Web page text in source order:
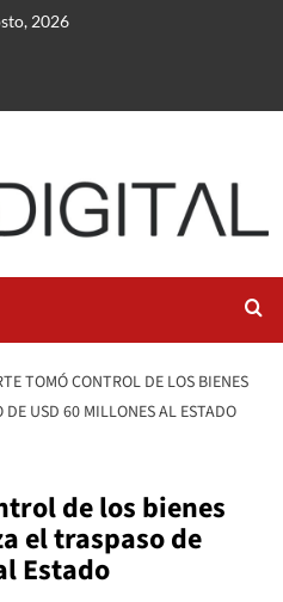
2026
TOMÓ CONTROL DE LOS BIENES
USD 60 MILLONES AL ESTADO
de los bienes
el traspaso de
Estado